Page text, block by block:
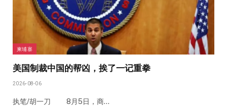
柬埔寨
美国制裁中国的帮凶，挨了一记重拳
2026-08-06
执笔/胡一刀 8月5日，商…